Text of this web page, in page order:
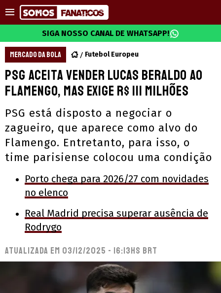
SIGA NOSSO CANAL DE WHATSAPP!
MERCADO DA BOLA Futebol Europeu
PSG aceita vender Lucas Beraldo ao
Flamengo, mas exige R$ 111 milhões
PSG está disposto a negociar o
zagueiro, que aparece como alvo do
Flamengo. Entretanto, para isso, o
time parisiense colocou uma condição
Porto chega para 2026/27 com novidades
no elenco
Real Madrid precisa superar ausência de
Rodrygo
Atualizada em 03/12/2025 - 16:13hs BRT